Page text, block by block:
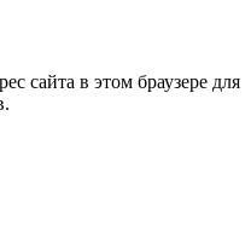
сайта в этом браузере для